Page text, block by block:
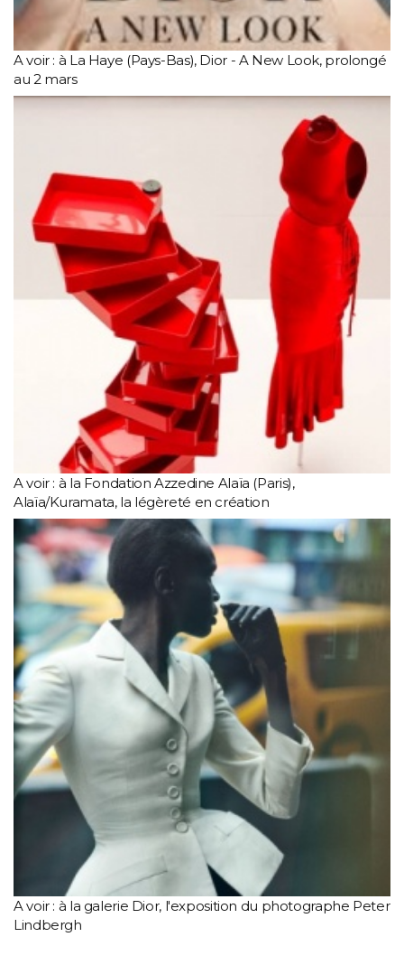
A voir : à La Haye (Pays-Bas), Dior - A New Look, prolongé
au 2 mars
A voir : à la Fondation Azzedine Alaïa (Paris),
Alaïa/Kuramata, la légèreté en création
A voir : à la galerie Dior, l'exposition du photographe Peter
Lindbergh